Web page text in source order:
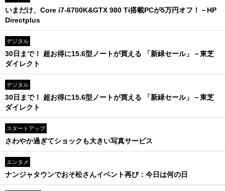
いまだけ、Core i7-6700K&GTX 980 Ti搭載PCが5万円オフ！－HP
Directplus
デジタル
30日まで！ 超お得に15.6型ノートが買える 「新緑セール」－東芝
ダイレクト
デジタル
30日まで！ 超お得に15.6型ノートが買える 「新緑セール」－東芝
ダイレクト
スタートアップ
さわやか過ぎてショックも大きい写真サービス
エンタメ
ナンジャタウンでおそ松さんイベント再び：今日は何の日